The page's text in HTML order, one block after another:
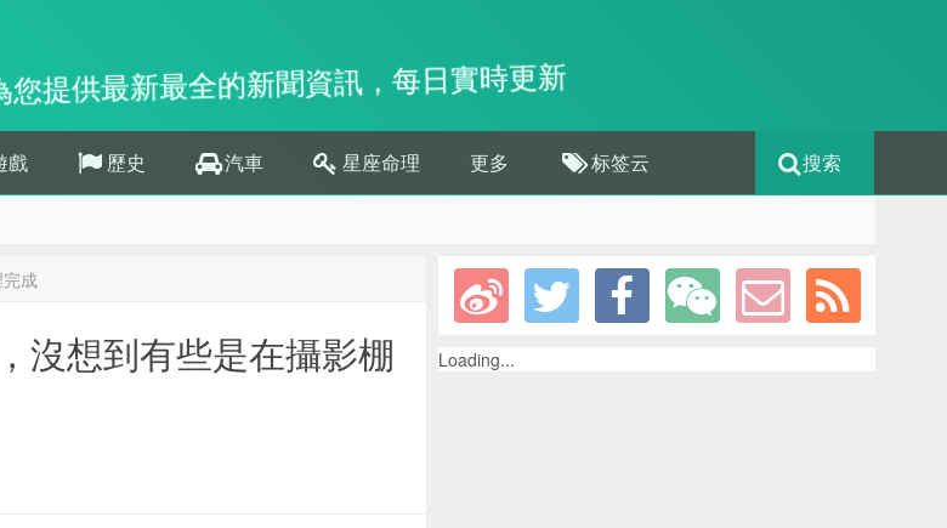
您提供最新最全的新聞資訊，每日實時更新
歷史 汽車 星座命理 更多 标签云 搜索
成
沒想到有些是在攝影棚
Loading...